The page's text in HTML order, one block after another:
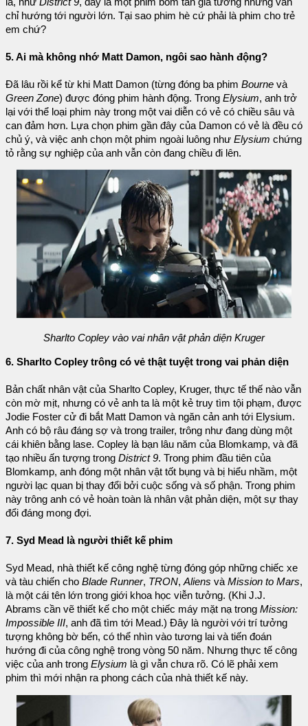
chỉ hướng tới người lớn. Tại sao phim hè cứ phải là phim cho trẻ
em chứ?
5. Ai mà không nhớ Matt Damon, ngôi sao hành động?
Đã lâu rồi kể từ khi Matt Damon (từng đóng ba phim Bourne và
Green Zone) được đóng phim hành động. Trong Elysium, anh trở
lại với thể loại phim này trong một vai diễn có vẻ có chiều sâu và
can đảm hơn. Lựa chọn phim gần đây của Damon có vẻ là đều có
chủ ý, và việc anh chọn một phim ngoài luông như Elysium chứng
tỏ rằng sự nghiệp của anh vẫn còn đang chiều đi lên.
Sharlto Copley vào vai nhân vật phản diện Kruger
6. Sharlto Copley trông có vẻ thật tuyệt trong vai phản diện
Bản chất nhân vật của Sharlto Copley, Kruger, thực tế thế nào vẫn
còn mờ mịt, nhưng có vẻ anh ta là một kẻ truy tìm tội phạm, được
Jodie Foster cử đi bắt Matt Damon và ngăn cản anh tới Elysium.
Anh có bộ râu đáng sợ và trong trailer, trông như đang dùng một
cái khiên bằng lase. Copley là bạn lâu năm của Blomkamp, và đã
tạo nhiều ấn tượng trong District 9. Trong phim đầu tiên của
Blomkamp, anh đóng một nhân vật tốt bụng và bị hiểu nhầm, một
người lạc quan bị thay đổi bởi cuộc sống và số phận. Trong phim
này trông anh có vẻ hoàn toàn là nhân vật phản diện, một sự thay
đổi đáng mong đợi.
7. Syd Mead là người thiết kế phim
Syd Mead, nhà thiết kế công nghệ từng đóng góp những chiếc xe
và tàu chiến cho Blade Runner, TRON, Aliens và Mission to Mars,
là một cái tên lớn trong giới khoa học viễn tưởng. (Khi J.J.
Abrams cần vẽ thiết kế cho một chiếc máy mặt nạ trong Mission:
Impossible III, anh đã tìm tới Mead.) Đây là người với trí tưởng
tượng không bờ bến, có thể nhìn vào tương lai và tiến đoán
hướng đi của công nghệ trong vòng 50 năm. Nhưng thực tế công
việc của anh trong Elysium là gì vẫn chưa rõ. Có lẽ phải xem
phim thì mới nhận ra phong cách của nhà thiết kế này.